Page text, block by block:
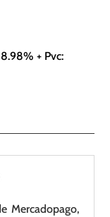
+ Pvc:
Mercadopago,